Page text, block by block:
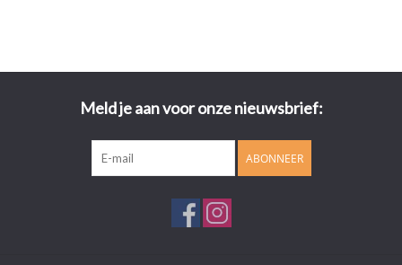
Meld je aan voor onze nieuwsbrief:
ABONNEER